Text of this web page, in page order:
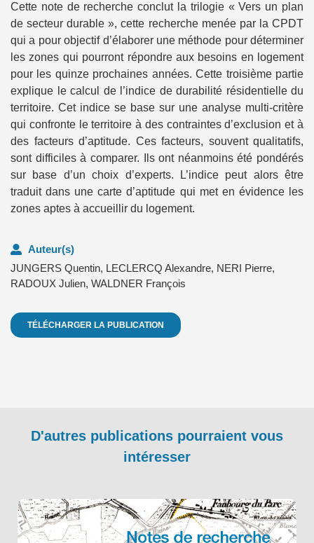
Cette note de recherche conclut la trilogie « Vers un plan
de secteur durable », cette recherche menée par la CPDT
qui a pour objectif d’élaborer une méthode pour déterminer
les zones qui pourront répondre aux besoins en logement
pour les quinze prochaines années. Cette troisième partie
explique le calcul de l’indice de durabilité résidentielle du
territoire. Cet indice se base sur une analyse multi-critère
qui confronte le territoire à des contraintes d’exclusion et à
des facteurs d’aptitude. Ces facteurs, souvent qualitatifs,
sont difficiles à comparer. Ils ont néanmoins été pondérés
sur base d’un choix d’experts. L’indice peut alors être
traduit dans une carte d’aptitude qui met en évidence les
zones aptes à accueillir du logement.
Auteur(s)
JUNGERS Quentin, LECLERCQ Alexandre, NERI Pierre,
RADOUX Julien, WALDNER François
TÉLÉCHARGER LA PUBLICATION
D'autres publications pourraient vous
intéresser